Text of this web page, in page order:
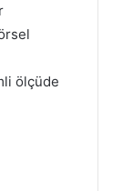
ölçüde